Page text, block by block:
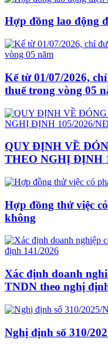
Hợp đồng lao động
Kể từ 01/07/2026,
thuế trong vòng 05
QUY ĐỊNH VỀ
THEO NGHỊ ĐỊNH
Hợp đồng thử việc
không
Xác định doanh
TNDN theo nghị
Nghị định số 310/